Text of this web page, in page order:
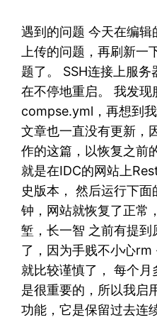
遇到的问题 今天在编
上传的问题，再刷新一
题了。 SSH连接上服
在不停地重启。 我发
compse.yml，再想到
文章也一直没有更新，
作的这篇，以恢复之前
就是在IDC的网站上
史版本， 然后运行下
钟，网站就恢复了正常
堑，长一智 之前有提
了，因为手贱不小心
就比较谨慎了， 每个
是很重要的，所以我
功能，它是保留过去连